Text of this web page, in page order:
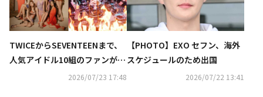
TWICEからSEVENTEENまで、
人気アイドル10組のファンが熾
烈なバトル！新サバイバル番組
2026/07/23 17:48
【PHOTO】EXO セフン、海外
スケジュールのため出国
2026/07/22 13:41